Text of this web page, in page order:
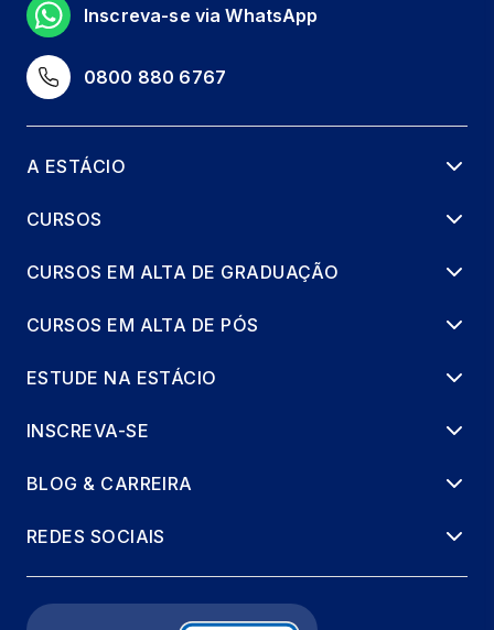
66 horas
PROGRAMAÇÃO E ANIMAÇÃO
ROBÓTICA EDUCACIONAL
TÓPICOS EM LIBRAS: SURDEZ E
66 horas
0800 880 6767
Inscreva-se via WhatsApp
A ESTÁCIO
CURSOS
CURSOS EM ALTA DE GRADUAÇÃO
CURSOS EM ALTA DE PÓS
ESTUDE NA ESTÁCIO
INSCREVA-SE
BLOG & CARREIRA
REDES SOCIAIS